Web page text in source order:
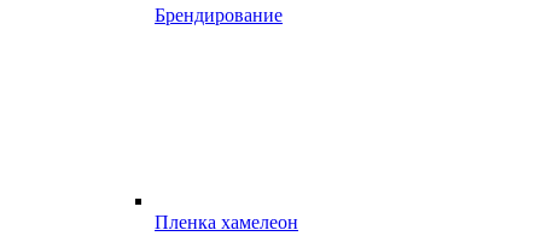
Брендирование
Пленка хамелеон